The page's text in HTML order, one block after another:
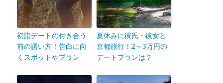
初詣デートの付き合う
前の誘い方！告白に向
くスポットやプラン
夏休みに彼氏・彼女と
京都旅行！2～3万円の
デートプランは？